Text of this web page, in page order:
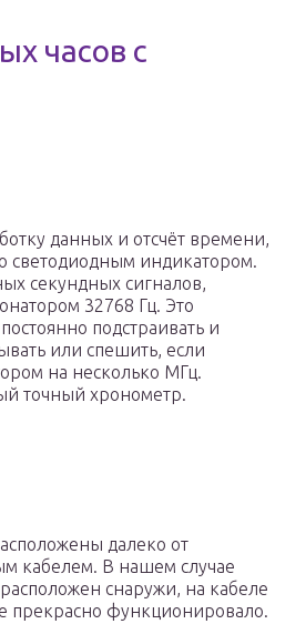
часов с
данных и отсчёт времени,
светодиодным индикатором.
секундных сигналов,
32768 Гц. Это
подстраивать и
или спешить, если
на несколько МГц.
точный хронометр.
далеко от
кабелем. В нашем случае
снаружи, на кабеле
прекрасно функционировало.